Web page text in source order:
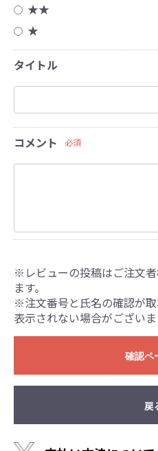
★★
★
タイトル
コメント 必須
※レビューの投稿はご注文
ます。
※注文番号と氏名の確認が
表示されない場合がござい
確認ペ
戻